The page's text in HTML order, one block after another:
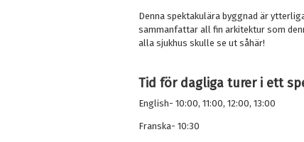
Denna spektakulära byggnad är
sammanfattar all fin arkitektur som
alla sjukhus skulle se ut såhär!
Tid för dagliga turer i ett
English- 10:00, 11:00, 12:00, 13:00
Franska- 10:30